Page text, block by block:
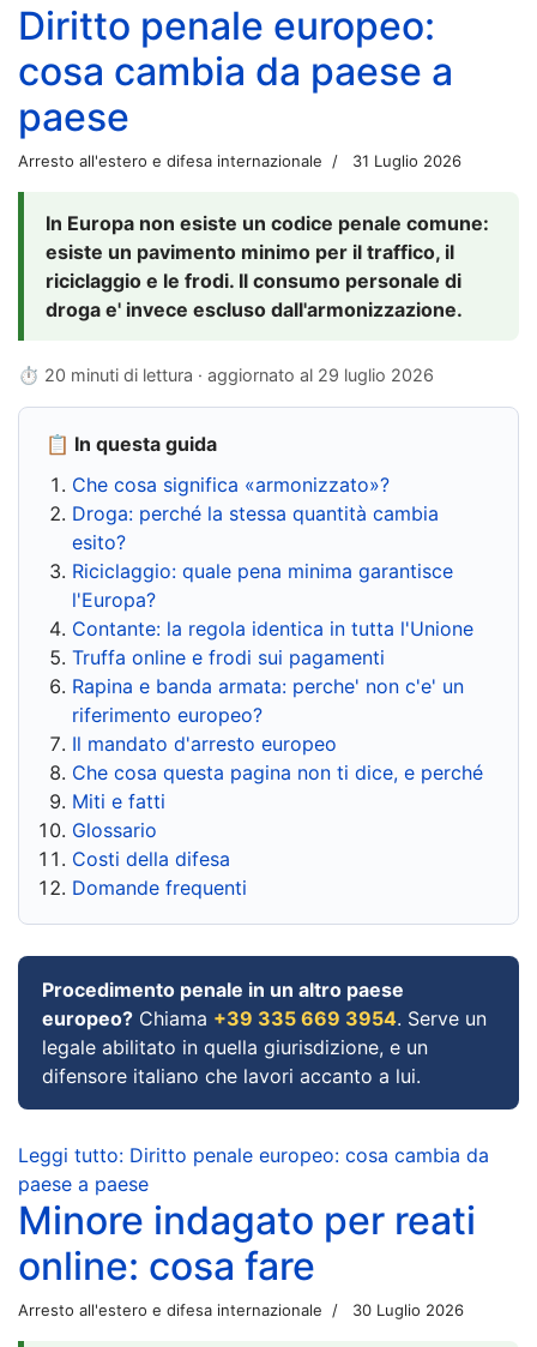
Diritto penale europeo:
cosa cambia da paese a
paese
Arresto all'estero e difesa internazionale 31 Luglio 2026
In Europa non esiste un codice penale comune:
esiste un pavimento minimo per il traffico, il
riciclaggio e le frodi. Il consumo personale di
droga e' invece escluso dall'armonizzazione.
⏱ 20 minuti di lettura · aggiornato al 29 luglio 2026
📋 In questa guida
Che cosa significa «armonizzato»?
Droga: perché la stessa quantità cambia
esito?
Riciclaggio: quale pena minima garantisce
l'Europa?
Contante: la regola identica in tutta l'Unione
Truffa online e frodi sui pagamenti
Rapina e banda armata: perche' non c'e' un
riferimento europeo?
Il mandato d'arresto europeo
Che cosa questa pagina non ti dice, e perché
Miti e fatti
Glossario
Costi della difesa
Domande frequenti
Procedimento penale in un altro paese
europeo? Chiama +39 335 669 3954. Serve un
legale abilitato in quella giurisdizione, e un
difensore italiano che lavori accanto a lui.
Leggi tutto: Diritto penale europeo: cosa cambia da
paese a paese
Minore indagato per reati
online: cosa fare
Arresto all'estero e difesa internazionale 30 Luglio 2026